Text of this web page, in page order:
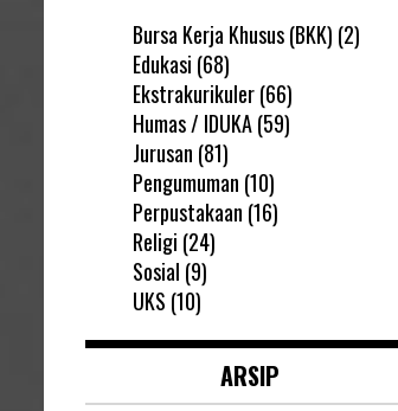
Bursa Kerja Khusus (BKK) (2)
Edukasi (68)
Ekstrakurikuler(66)
Humas / IDUKA(59)
Jurusan (81)
Pengumuman (10)
Perpustakaan (16)
Religi (24)
Sosial (9)
UKS (10)
ARSIP